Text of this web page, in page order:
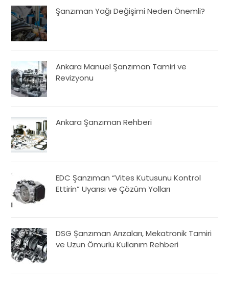
Şanzıman Yağı Değişimi Neden Önemli?
Ankara Manuel Şanzıman Tamiri ve
Revizyonu
Ankara Şanzıman Rehberi
EDC Şanzıman “Vites Kutusunu Kontrol
Ettirin” Uyarısı ve Çözüm Yolları
DSG Şanzıman Arızaları, Mekatronik Tamiri
ve Uzun Ömürlü Kullanım Rehberi